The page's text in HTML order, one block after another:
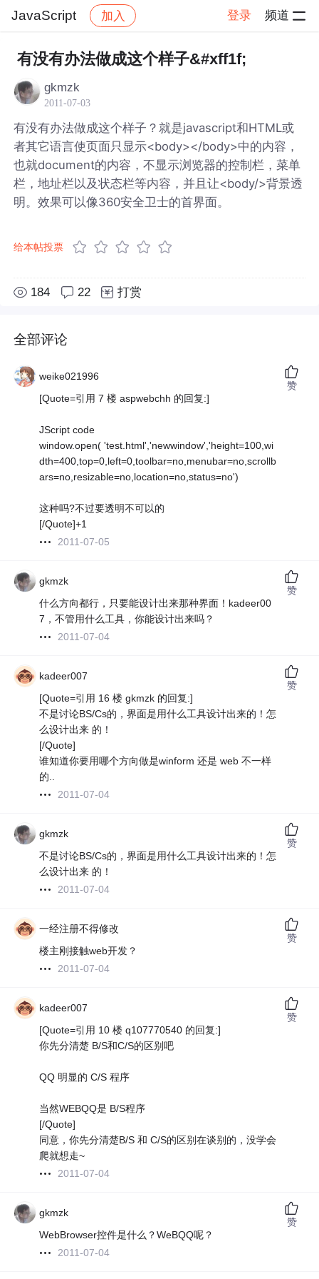
JavaScript 加入 登录 频道
社区 JavaScript 帖子详情
有没有办法做成这个样子&#xff1f;
gkmzk
2011-07-03
有没有办法做成这个样子？就是javascript和HTML或
者其它语言使页面只显示<body></body>中的内容，
也就document的内容，不显示浏览器的控制栏，菜单
栏，地址栏以及状态栏等内容，并且让<body/>背景透
明。效果可以像360安全卫士的首界面。
给本帖投票
184 22 打赏
全部评论
weike021996
[Quote=引用 7 楼 aspwebchh 的回复:]
JScript code
window.open( 'test.html','newwindow','height=100,wi
dth=400,top=0,left=0,toolbar=no,menubar=no,scrollb
ars=no,resizable=no,location=no,status=no')
这种吗?不过要透明不可以的
[/Quote]+1
2011-07-05
赞
gkmzk
什么方向都行，只要能设计出来那种界面！kadeer00
7，不管用什么工具，你能设计出来吗？
2011-07-04
赞
kadeer007
[Quote=引用 16 楼 gkmzk 的回复:]
不是讨论BS/Cs的，界面是用什么工具设计出来的！怎
么设计出来 的！
[/Quote]
谁知道你要用哪个方向做是winform 还是 web 不一样
的..
2011-07-04
赞
gkmzk
不是讨论BS/Cs的，界面是用什么工具设计出来的！怎
么设计出来 的！
2011-07-04
赞
一经注册不得修改
楼主刚接触web开发？
2011-07-04
赞
kadeer007
[Quote=引用 10 楼 q107770540 的回复:]
你先分清楚 B/S和C/S的区别吧
QQ 明显的 C/S 程序
当然WEBQQ是 B/S程序
[/Quote]
同意，你先分清楚B/S 和 C/S的区别在谈别的，没学会
爬就想走~
2011-07-04
赞
gkmzk
WebBrowser控件是什么？WeBQQ呢？
2011-07-04
赞